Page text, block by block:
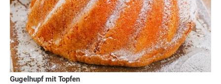
Gugelhupf mit Topfen